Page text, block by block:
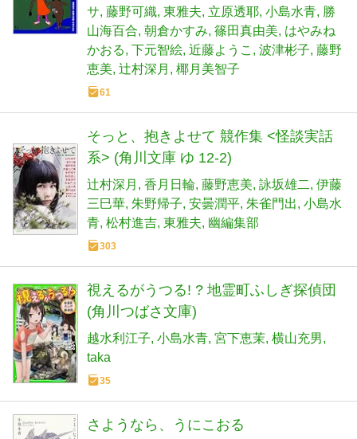
サ 藤野可織 東雅夫 立原透耶 小島水青 勝
山海百合 朝倉かすみ 篠田真由美 はやみね
かおる 下元智絵 近藤ようこ 波津彬子 藤野
恵美 辻村深月 椰月美智子
61
そっと、抱きよせて 競作集 <怪談実話
系> (角川文庫 ゆ 12-2)
辻村深月 香月日輪 藤野恵美 詠坂雄二 伊藤
三巳華 朱野帰子 安曇潤平 朱雀門出 小島水
青 松村進吉 東雅夫 幽編集部
303
視えるがうつる! ? 地霊町ふしぎ探偵団
(角川つばさ文庫)
越水利江子 小島水青 宮下恵茉 横山充男
taka
35
さようなら、うにこおる